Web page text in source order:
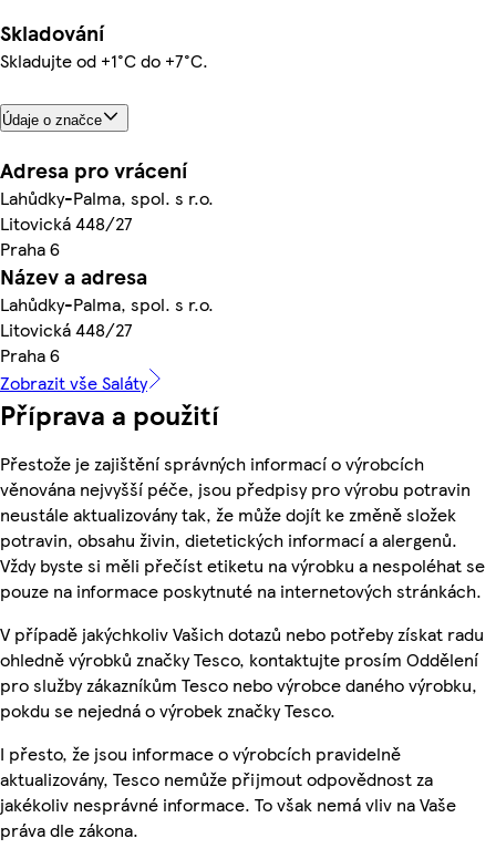
Skladování
Skladujte od +1°C do +7°C.
Údaje o značce
Adresa pro vrácení
Lahůdky-Palma, spol. s r.o.
Litovická 448/27
Praha 6
Název a adresa
Lahůdky-Palma, spol. s r.o.
Litovická 448/27
Praha 6
Zobrazit vše Saláty
Příprava a použití
Přestože je zajištění správných informací o výrobcích
věnována nejvyšší péče, jsou předpisy pro výrobu potravin
neustále aktualizovány tak, že může dojít ke změně složek
potravin, obsahu živin, dietetických informací a alergenů.
Vždy byste si měli přečíst etiketu na výrobku a nespoléhat se
pouze na informace poskytnuté na internetových stránkách.
V případě jakýchkoliv Vašich dotazů nebo potřeby získat radu
ohledně výrobků značky Tesco, kontaktujte prosím Oddělení
pro služby zákazníkům Tesco nebo výrobce daného výrobku,
pokdu se nejedná o výrobek značky Tesco.
I přesto, že jsou informace o výrobcích pravidelně
aktualizovány, Tesco nemůže přijmout odpovědnost za
jakékoliv nesprávné informace. To však nemá vliv na Vaše
práva dle zákona.